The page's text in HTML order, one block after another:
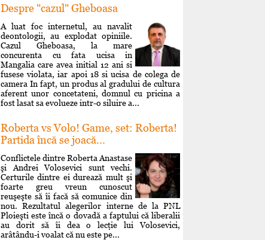
Despre "cazul" Gheboasa
A luat foc internetul, au navalit
deontologii, au explodat opiniile.
Cazul Gheboasa, la mare
concurenta cu fata ucisa in
Mangalia care avea initial 12 ani si
fusese violata, iar apoi 18 si ucisa de colega de
camera In fapt, un produs al gradului de cultura
aferent unor concetateni, domnul cu pricina a
fost lasat sa evolueze intr-o siluire a...
Roberta vs Volo! Game, set: Roberta!
Partida încă se joacă...
Conflictele dintre Roberta Anastase
şi Andrei Volosevici sunt vechi.
Certurile dintre ei durează mult şi
foarte greu vreun cunoscut
reuşeşte să îi facă să comunice din
nou. Rezultatul alegerilor interne de la PNL
Ploieşti este încă o dovadă a faptului că liberalii
au dorit să îi dea o lecţie lui Volosevici,
arâtându-i voalat că nu este pe...